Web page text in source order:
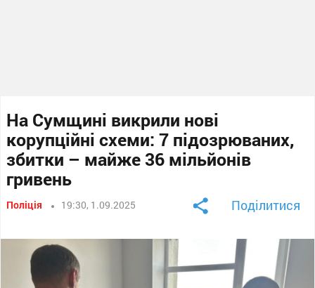
На Сумщині викрили нові
корупційні схеми: 7 підозрюваних,
збитки – майже 36 мільйонів
гривень
Поліція 19:30, 1.09.2025 Поділитися